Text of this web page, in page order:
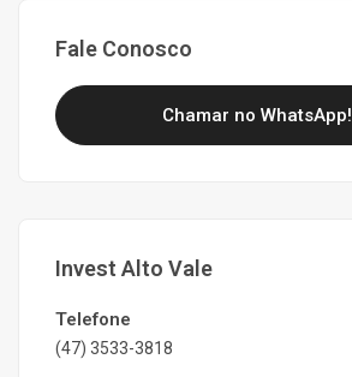
Fale Conosco
Chamar no WhatsApp!
Invest Alto Vale
Telefone
(47) 3533-3818